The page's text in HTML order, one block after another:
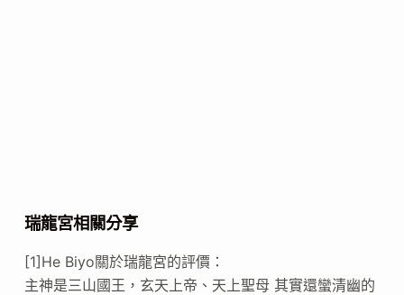
瑞龍宮相關分享
[1]He Biyo關於瑞龍宮的評價：
主神是三山國王，玄天上帝、天上聖母 其實還蠻清幽的